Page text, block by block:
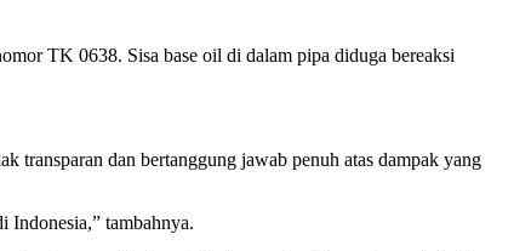
TK 0638. Sisa base oil di dalam pipa diduga bereaksi
transparan dan bertanggung jawab penuh atas dampak yang
Indonesia,” tambahnya.